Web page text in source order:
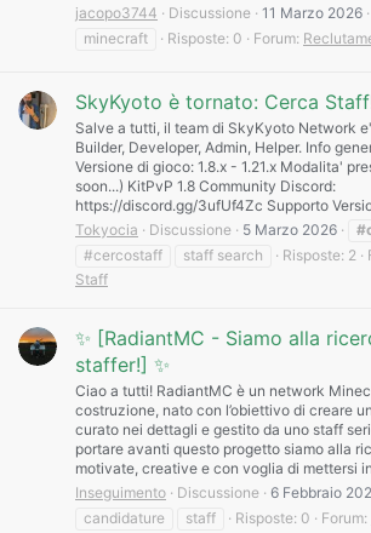
jacopo3744
Discussione 11 Marzo 2026
minecraft
Risposte: 0 Forum:
SkyKyoto è tornato: Cerca
Salve a tutti, il team di SkyKyoto Network
Builder, Developer, Admin, Helper. Info
Versione di gioco: 1.8.x - 1.21.x Modalita'
soon...) KitPvP 1.8 Community Discord:
https://discord.gg/3ufUf4Zc Supporto
Tokyocia
Discussione 5 Marzo 2026
#cercostaff
staff search Risposte: 2
Staff
✨ [RadiantMC - Siamo alla
staffer!] ✨
Ciao a tutti! RadiantMC è un network
costruzione, nato con l’obiettivo di creare
curato nei dettagli e gestito da uno staff
portare avanti questo progetto siamo alla
motivate, creative e con voglia di mettersi
Inseguimento
Discussione 6 Febbraio
candidature
staff Risposte: 0 Forum: